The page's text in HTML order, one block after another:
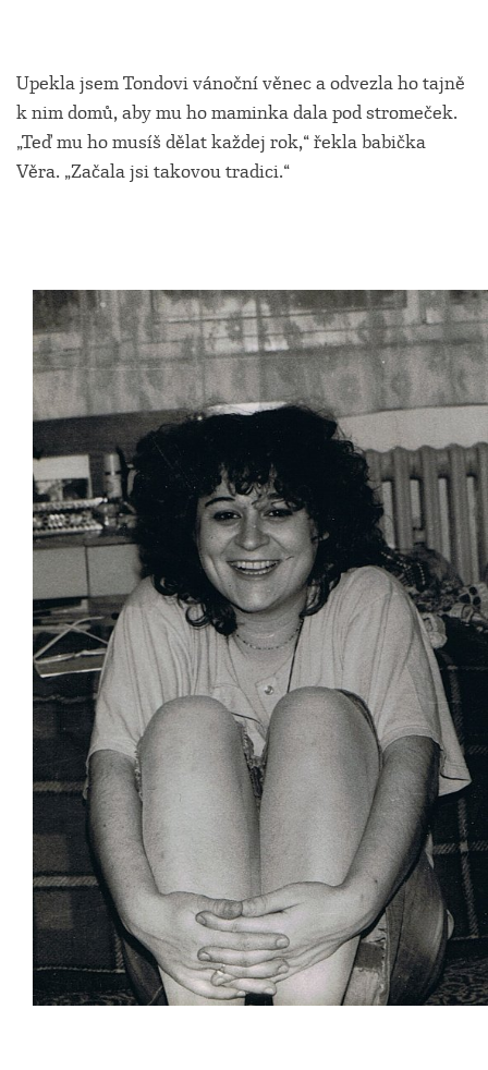
Upekla jsem Tondovi vánoční věnec a odvezla ho tajně
k nim domů, aby mu ho maminka dala pod stromeček.
„Teď mu ho musíš dělat každej rok,“ řekla babička
Věra. „Začala jsi takovou tradici.“